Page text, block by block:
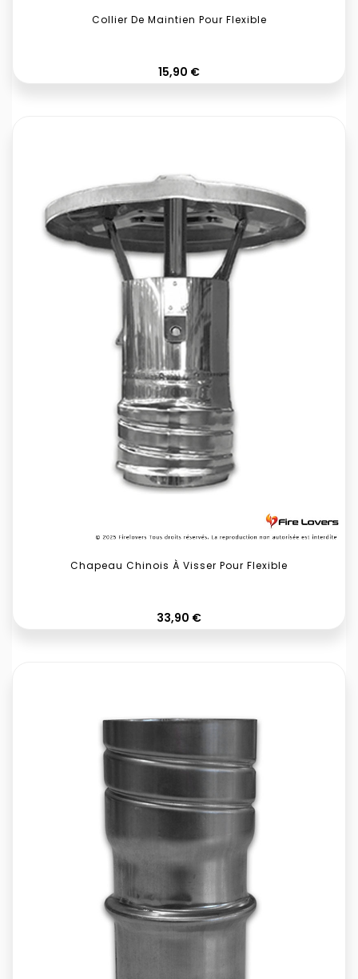
Collier De Maintien Pour Flexible
15,90 €Prix
Chapeau Chinois À Visser Pour Flexible
33,90 €Prix